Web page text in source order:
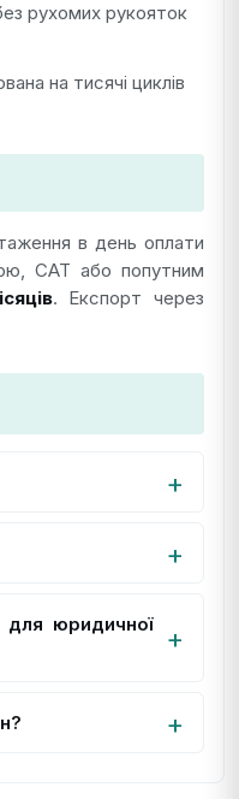
рухомих рукояток
на тисячі циклів
в день оплати
САТ або попутним
. Експорт через
для юридичної